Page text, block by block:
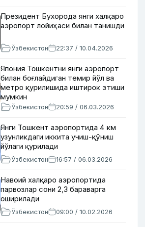
Президент Бухорода янги халқаро
аэропорт лойиҳаси билан танишди
Ўзбекистон 22:37 / 10.04.2026
Япония Тошкентни янги аэропорт
билан боғлайдиган темир йўл ва
метро қурилишида иштирок этиши
мумкин
Ўзбекистон 20:59 / 06.03.2026
Янги Тошкент аэропортида 4 км
узунликдаги иккита учиш-қўниш
йўлаги қурилади
Ўзбекистон 16:57 / 06.03.2026
Навоий халқаро аэропортида
парвозлар сони 2,3 бараварга
оширилади
Ўзбекистон 09:00 / 10.02.2026